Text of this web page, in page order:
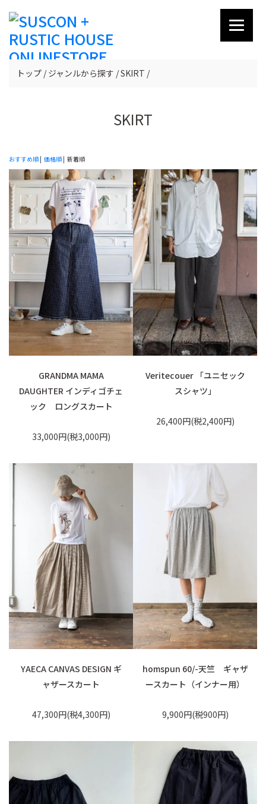
トップ ジャンルから探す SKIRT
SKIRT
おすすめ順 | 価格順 | 新着順
GRANDMA MAMA
DAUGHTER インディゴチェ
ック ロングスカート
33,000円(税3,000円)
Veritecouer 「ユニセック
スシャツ」
26,400円(税2,400円)
YAECA CANVAS DESIGN ギ
ャザースカート
47,300円(税4,300円)
homspun 60/-天竺 ギャザ
ースカート（インナー用）
9,900円(税900円)